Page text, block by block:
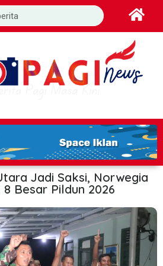
Jadi Saksi, Norwegia
Besar Pildun 2026